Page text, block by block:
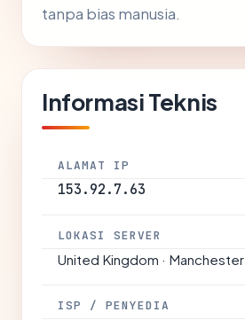
tanpa bias manusia.
Informasi Teknis
ALAMAT IP
153.92.7.63
LOKASI SERVER
United Kingdom · Manchester
ISP / PENYEDIA